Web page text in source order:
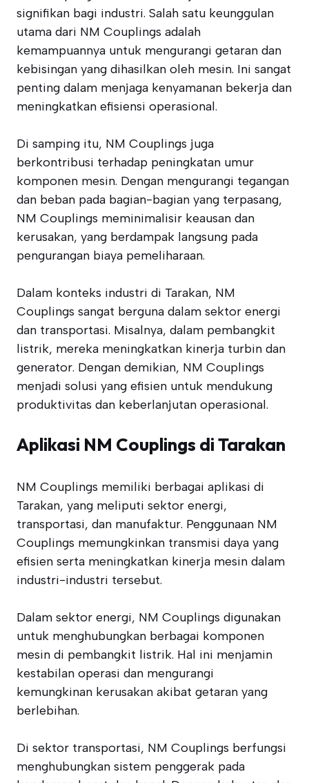
signifikan bagi industri. Salah satu keunggulan
utama dari NM Couplings adalah
kemampuannya untuk mengurangi getaran dan
kebisingan yang dihasilkan oleh mesin. Ini sangat
penting dalam menjaga kenyamanan bekerja dan
meningkatkan efisiensi operasional.
Di samping itu, NM Couplings juga
berkontribusi terhadap peningkatan umur
komponen mesin. Dengan mengurangi tegangan
dan beban pada bagian-bagian yang terpasang,
NM Couplings meminimalisir keausan dan
kerusakan, yang berdampak langsung pada
pengurangan biaya pemeliharaan.
Dalam konteks industri di Tarakan, NM
Couplings sangat berguna dalam sektor energi
dan transportasi. Misalnya, dalam pembangkit
listrik, mereka meningkatkan kinerja turbin dan
generator. Dengan demikian, NM Couplings
menjadi solusi yang efisien untuk mendukung
produktivitas dan keberlanjutan operasional.
Aplikasi NM Couplings di Tarakan
NM Couplings memiliki berbagai aplikasi di
Tarakan, yang meliputi sektor energi,
transportasi, dan manufaktur. Penggunaan NM
Couplings memungkinkan transmisi daya yang
efisien serta meningkatkan kinerja mesin dalam
industri-industri tersebut.
Dalam sektor energi, NM Couplings digunakan
untuk menghubungkan berbagai komponen
mesin di pembangkit listrik. Hal ini menjamin
kestabilan operasi dan mengurangi
kemungkinan kerusakan akibat getaran yang
berlebihan.
Di sektor transportasi, NM Couplings berfungsi
menghubungkan sistem penggerak pada